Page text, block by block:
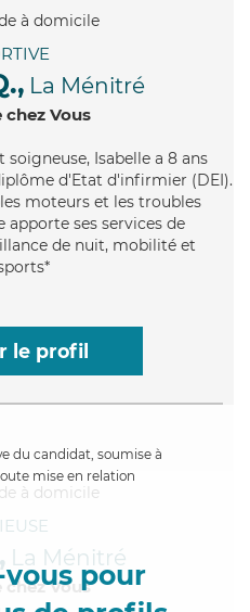
La Ménitré
chez Vous
soigneuse, Isabelle a 8 ans
d'Etat d'infirmier (DEI).
moteurs et les troubles
apporte ses services de
de nuit, mobilité et
le profil
du candidat, soumise à
mise en relation
pour
La Ménitré
Vous